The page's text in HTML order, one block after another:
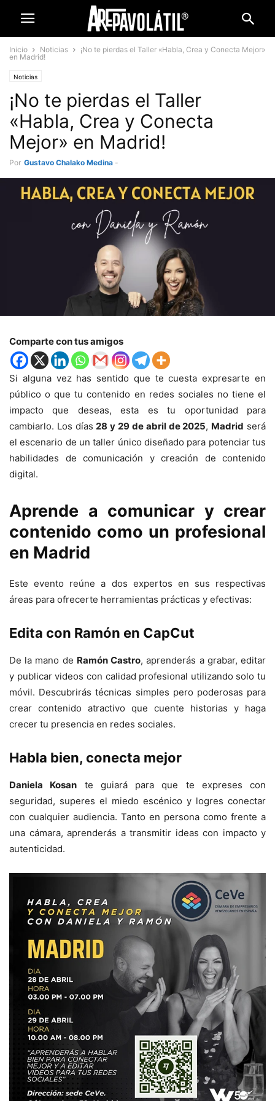
Inicio Noticias
¡No te pierdas el Taller «Habla, Crea y Conecta Mejor»
en Madrid!
Noticias
¡No te pierdas el Taller
«Habla, Crea y Conecta
Mejor» en Madrid!
Por Gustavo Chalako Medina -
Comparte con tus amigos
Si alguna vez has sentido que te cuesta expresarte en
público o que tu contenido en redes sociales no tiene el
impacto que deseas, esta es tu oportunidad para
cambiarlo. Los días28 y 29 de abril de 2025, Madrid será
el escenario de un taller único diseñado para potenciar tus
habilidades de comunicación y creación de contenido
digital.
Aprende a comunicar y crear
contenido como un profesional
en Madrid
Este evento reúne a dos expertos en sus respectivas
áreas para ofrecerte herramientas prácticas y efectivas:
Edita con Ramón en CapCut
De la mano de Ramón Castro, aprenderás a grabar, editar
y publicar videos con calidad profesional utilizando solo tu
móvil. Descubrirás técnicas simples pero poderosas para
crear contenido atractivo que cuente historias y haga
crecer tu presencia en redes sociales.
Habla bien, conecta mejor
Daniela Kosan te guiará para que te expreses con
seguridad, superes el miedo escénico y logres conectar
con cualquier audiencia. Tanto en persona como frente a
una cámara, aprenderás a transmitir ideas con impacto y
autenticidad.